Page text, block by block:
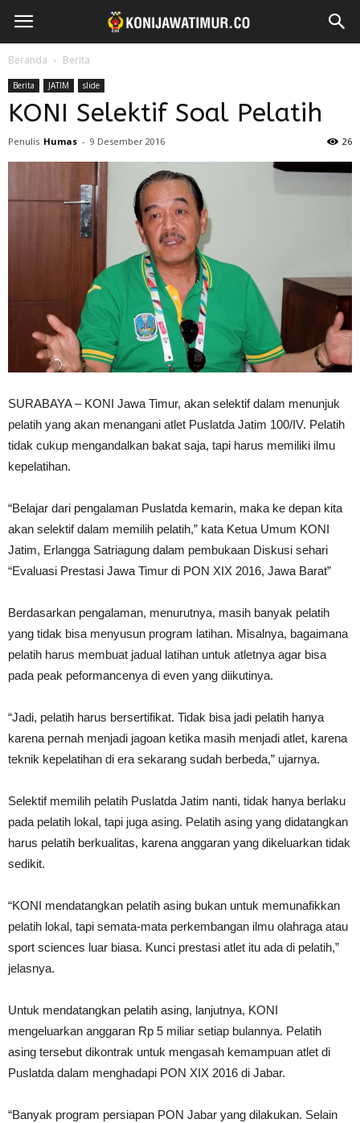
Beranda Berita
Berita JATIM slide
KONI Selektif Soal Pelatih
Penulis Humas - 9 Desember 2016 26
SURABAYA – KONI Jawa Timur, akan selektif dalam menunjuk
pelatih yang akan menangani atlet Puslatda Jatim 100/IV. Pelatih
tidak cukup mengandalkan bakat saja, tapi harus memiliki ilmu
kepelatihan.
“Belajar dari pengalaman Puslatda kemarin, maka ke depan kita
akan selektif dalam memilih pelatih,” kata Ketua Umum KONI
Jatim, Erlangga Satriagung dalam pembukaan Diskusi sehari
“Evaluasi Prestasi Jawa Timur di PON XIX 2016, Jawa Barat”
Berdasarkan pengalaman, menurutnya, masih banyak pelatih
yang tidak bisa menyusun program latihan. Misalnya, bagaimana
pelatih harus membuat jadual latihan untuk atletnya agar bisa
pada peak peformancenya di even yang diikutinya.
“Jadi, pelatih harus bersertifikat. Tidak bisa jadi pelatih hanya
karena pernah menjadi jagoan ketika masih menjadi atlet, karena
teknik kepelatihan di era sekarang sudah berbeda,” ujarnya.
Selektif memilih pelatih Puslatda Jatim nanti, tidak hanya berlaku
pada pelatih lokal, tapi juga asing. Pelatih asing yang didatangkan
harus pelatih berkualitas, karena anggaran yang dikeluarkan tidak
sedikit.
“KONI mendatangkan pelatih asing bukan untuk memunafikkan
pelatih lokal, tapi semata-mata perkembangan ilmu olahraga atau
sport sciences luar biasa. Kunci prestasi atlet itu ada di pelatih,”
jelasnya.
Untuk mendatangkan pelatih asing, lanjutnya, KONI
mengeluarkan anggaran Rp 5 miliar setiap bulannya. Pelatih
asing tersebut dikontrak untuk mengasah kemampuan atlet di
Puslatda dalam menghadapi PON XIX 2016 di Jabar.
“Banyak program persiapan PON Jabar yang dilakukan. Selain